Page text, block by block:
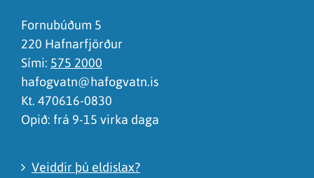
Ég skil ekki efnið, finnst það of flókið
Fornubúðum 5
220 Hafnarfjörður
Sími: 575 2000
hafogvatn@hafogvatn.is
Kt. 470616-0830
Opið: frá 9-15 virka daga
Veiddir þú eldislax?